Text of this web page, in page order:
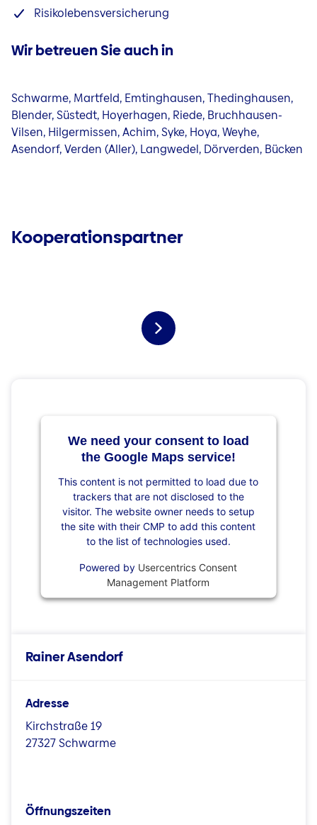
Risikolebensversicherung
Wir betreuen Sie auch in
Schwarme, Martfeld, Emtinghausen, Thedinghausen,
Blender, Süstedt, Hoyerhagen, Riede, Bruchhausen-
Vilsen, Hilgermissen, Achim, Syke, Hoya, Weyhe,
Asendorf, Verden (Aller), Langwedel, Dörverden, Bücken
Kooperationspartner
We need your consent to load
the Google Maps service!
This content is not permitted to load due to
trackers that are not disclosed to the
visitor. The website owner needs to setup
the site with their CMP to add this content
to the list of technologies used.
Powered by Usercentrics Consent
Management Platform
Rainer Asendorf
Adresse
Kirchstraße 19
27327 Schwarme
Öffnungszeiten